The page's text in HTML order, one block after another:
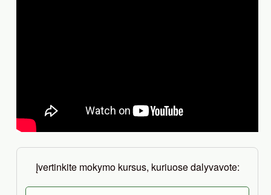
Įvertinkite mokymo kursus, kuriuose dalyvavote: